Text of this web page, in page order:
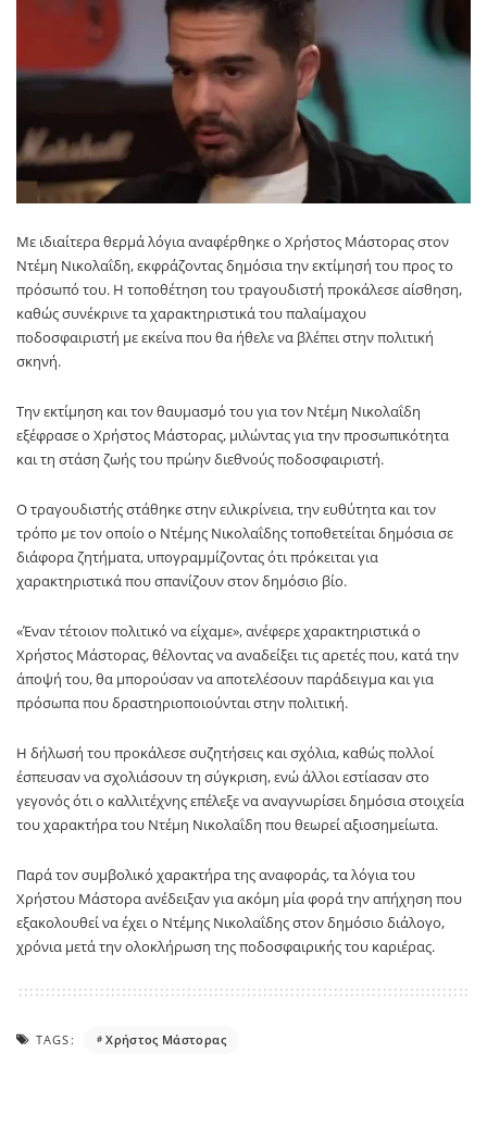
Με ιδιαίτερα θερμά λόγια αναφέρθηκε ο Χρήστος Μάστορας στον
Ντέμη Νικολαΐδη, εκφράζοντας δημόσια την εκτίμησή του προς το
πρόσωπό του. Η τοποθέτηση του τραγουδιστή προκάλεσε αίσθηση,
καθώς συνέκρινε τα χαρακτηριστικά του παλαίμαχου
ποδοσφαιριστή με εκείνα που θα ήθελε να βλέπει στην πολιτική
σκηνή.
Την εκτίμηση και τον θαυμασμό του για τον Ντέμη Νικολαΐδη
εξέφρασε ο Χρήστος Μάστορας, μιλώντας για την προσωπικότητα
και τη στάση ζωής του πρώην διεθνούς ποδοσφαιριστή.
Ο τραγουδιστής στάθηκε στην ειλικρίνεια, την ευθύτητα και τον
τρόπο με τον οποίο ο Ντέμης Νικολαΐδης τοποθετείται δημόσια σε
διάφορα ζητήματα, υπογραμμίζοντας ότι πρόκειται για
χαρακτηριστικά που σπανίζουν στον δημόσιο βίο.
«Έναν τέτοιον πολιτικό να είχαμε», ανέφερε χαρακτηριστικά ο
Χρήστος Μάστορας, θέλοντας να αναδείξει τις αρετές που, κατά την
άποψή του, θα μπορούσαν να αποτελέσουν παράδειγμα και για
πρόσωπα που δραστηριοποιούνται στην πολιτική.
Η δήλωσή του προκάλεσε συζητήσεις και σχόλια, καθώς πολλοί
έσπευσαν να σχολιάσουν τη σύγκριση, ενώ άλλοι εστίασαν στο
γεγονός ότι ο καλλιτέχνης επέλεξε να αναγνωρίσει δημόσια στοιχεία
του χαρακτήρα του Ντέμη Νικολαΐδη που θεωρεί αξιοσημείωτα.
Παρά τον συμβολικό χαρακτήρα της αναφοράς, τα λόγια του
Χρήστου Μάστορα ανέδειξαν για ακόμη μία φορά την απήχηση που
εξακολουθεί να έχει ο Ντέμης Νικολαΐδης στον δημόσιο διάλογο,
χρόνια μετά την ολοκλήρωση της ποδοσφαιρικής του καριέρας.
TAGS: Χρήστος Μάστορας